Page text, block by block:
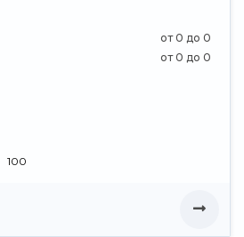
от 0 до 0
от 0 до 0
100